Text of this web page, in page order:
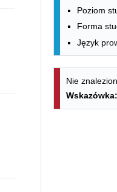
Poziom
Forma
Język
Nie
Wskazówka: